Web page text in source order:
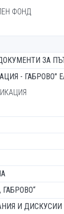
ФОНД
ЗА
- ГАБРОВО"
И ДИСКУСИИ